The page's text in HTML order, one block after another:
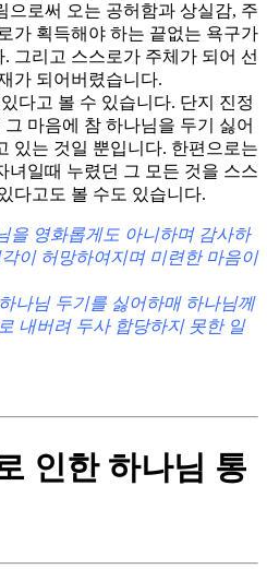
으로써 오는 공허함과 상실감, 주
가 획득해야 하는 끝없는 욕구가
그리고 스스로가 주체가 되어 선
가 되어버렸습니다.
다고 볼 수 있습니다. 단지 진정
마음에 참 하나님을 두기 싫어
있는 것일 뿐입니다. 한편으로는
녀일때 누렸던 그 모든 것을 스스
다고도 볼 수도 있습니다.
을 영화롭게도 아니하며 감사하
이 허망하여지며 미련한 마음이
나님 두기를 싫어하매 하나님께
내버려 두사 합당하지 못한 일
인한 하나님 통